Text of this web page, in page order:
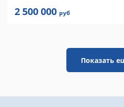
2 500 000 руб
Показать